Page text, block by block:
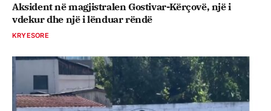
Aksident në magjistralen Gostivar-Kërçovë, një i
vdekur dhe një i lënduar rëndë
KRYESORE